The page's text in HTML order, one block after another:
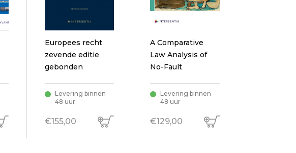
Europees recht
zevende editie
gebonden
Levering binnen
48 uur
€155,00
A Comparative
Law Analysis of
No-Fault
Compensation
Funds
Levering binnen
48 uur
€129,00